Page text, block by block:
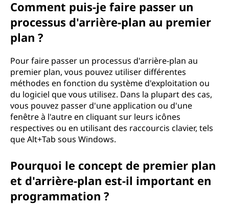
Comment puis-je faire passer un
processus d'arrière-plan au premier
plan ?
Pour faire passer un processus d'arrière-plan au
premier plan, vous pouvez utiliser différentes
méthodes en fonction du système d'exploitation ou
du logiciel que vous utilisez. Dans la plupart des cas,
vous pouvez passer d'une application ou d'une
fenêtre à l'autre en cliquant sur leurs icônes
respectives ou en utilisant des raccourcis clavier, tels
que Alt+Tab sous Windows.
Pourquoi le concept de premier plan
et d'arrière-plan est-il important en
programmation ?